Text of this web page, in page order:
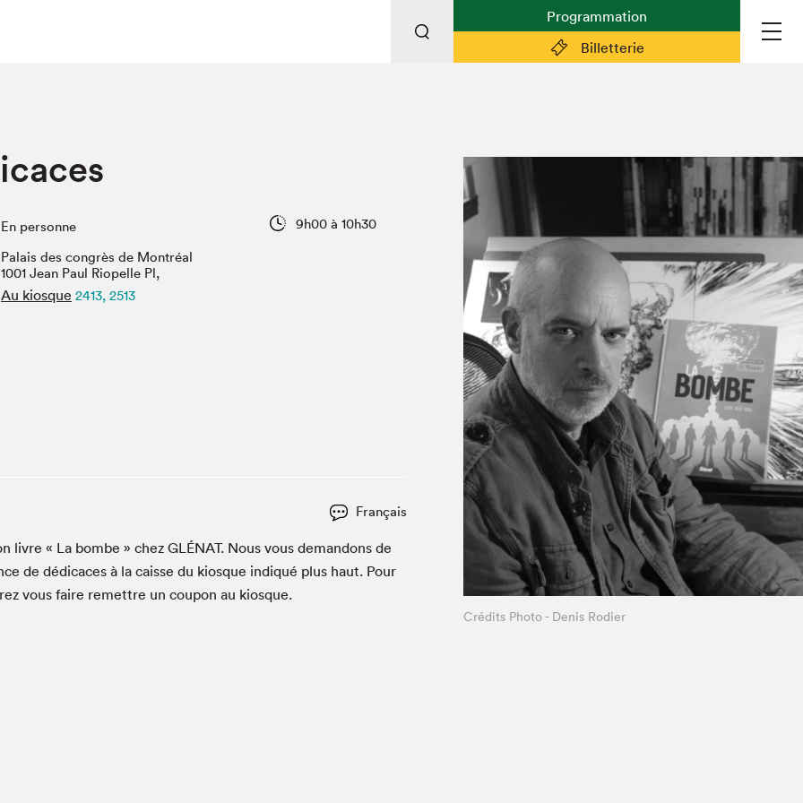
Billetterie
Programmation
Vidéos et balados
Le Salon dans ta classe
Liseur Public
Matinées scolaires Hydro-Québec
Partenaires
Espace médias
Espace exposant·e·s
Espace enseignant·e·s
Espace participant⋅e⋅s
Espace Salon dans la ville
Espace bénévoles
Devenir bénévole
À propos du Salon
Liste des exposant·e·s
Liste des auteur·rice·s
En personne
9h00 à 10h30
Palais des congrès de Montréal
1001 Jean Paul Riopelle Pl,
Au kiosque 2413, 2513
Français
livre « La bombe » chez GLÉ­NAT. Nous vous deman­dons de
de dédi­caces à la caisse du kiosque indiqué plus haut. Pour
vous faire remet­tre un coupon au kiosque.
Crédits Photo - Denis Rodier